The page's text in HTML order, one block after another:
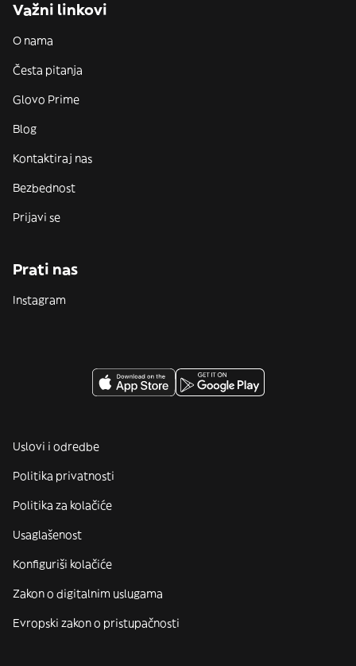
Važni linkovi
O nama
Česta pitanja
Glovo Prime
Blog
Kontaktiraj nas
Bezbednost
Prijavi se
Prati nas
Instagram
Uslovi i odredbe
Politika privatnosti
Politika za kolačiće
Usaglašenost
Konfiguriši kolačiće
Zakon o digitalnim uslugama
Evropski zakon o pristupačnosti